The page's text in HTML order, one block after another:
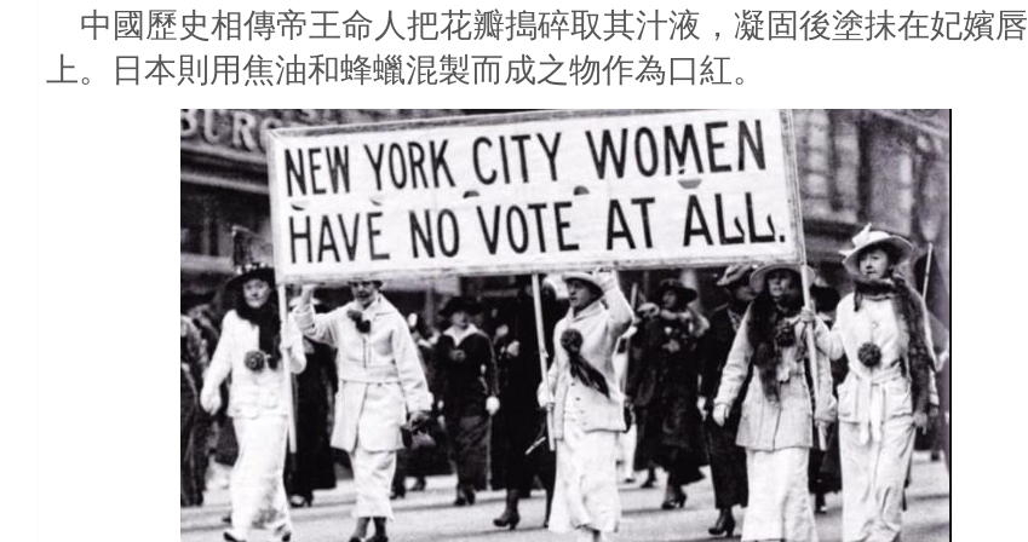
中國歷史相傳帝王命人把花瓣搗碎取其汁液，凝固後塗抺在妃嬪唇
上。日本則用焦油和蜂蠟混製而成之物作為口紅。